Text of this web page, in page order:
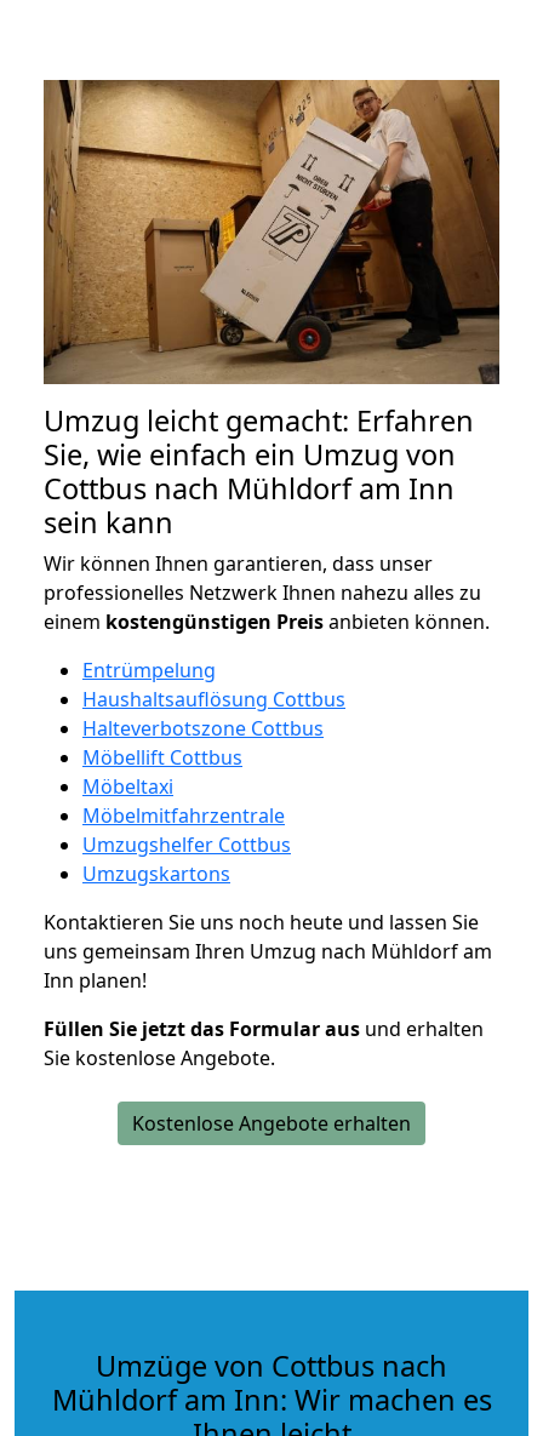
Umzug leicht gemacht: Erfahren
Sie, wie einfach ein Umzug von
Cottbus nach Mühldorf am Inn
sein kann
Wir können Ihnen garantieren, dass unser
professionelles Netzwerk Ihnen nahezu alles zu
einem kostengünstigen Preisanbieten können.
Entrümpelung
Haushaltsauflösung Cottbus
Halteverbotszone Cottbus
Möbellift Cottbus
Möbeltaxi
Möbelmitfahrzentrale
Umzugshelfer Cottbus
Umzugskartons
Kontaktieren Sie uns noch heute und lassen Sie
uns gemeinsam Ihren Umzug nach Mühldorf am
Inn planen!
Füllen Sie jetzt das Formular aus und erhalten
Sie kostenlose Angebote.
Kostenlose Angebote erhalten
Umzüge von Cottbus nach
Mühldorf am Inn: Wir machen es